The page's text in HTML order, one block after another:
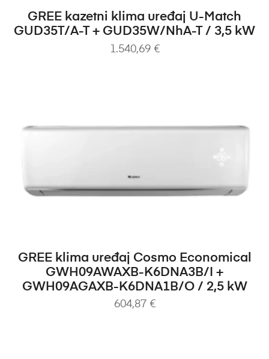
DODAJ U KOŠARICU
GREE kazetni klima uređaj U-Match
GUD35T/A-T + GUD35W/NhA-T / 3,5 kW
1.540,69 €
DODAJ U KOŠARICU
GREE klima uređaj Cosmo Economical
GWH09AWAXB-K6DNA3B/I +
GWH09AGAXB-K6DNA1B/O / 2,5 kW
604,87 €